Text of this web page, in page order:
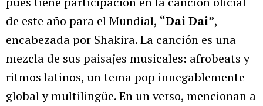
de este año para el Mundial, “Dai Dai”,
encabezada por Shakira. La canción es una
mezcla de sus paisajes musicales: afrobeats y
ritmos latinos, un tema pop innegablemente
global y multilingüe. En un verso, mencionan a